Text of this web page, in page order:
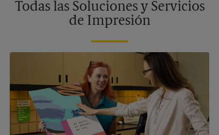
Todas las Soluciones y Servicios
de Impresión